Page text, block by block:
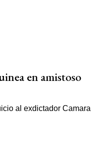
en amistoso